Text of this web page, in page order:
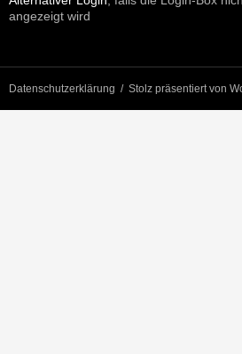
angezeigt wird
Datenschutzerklärung Stolz präsentiert von